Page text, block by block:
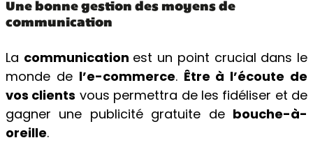
Une bonne gestion des moyens de
communication
La communication est un point crucial dans le
monde de l’e-commerce. Être à l’écoute de
vos clients vous permettra de les fidéliser et de
gagner une publicité gratuite de bouche-à-
oreille.